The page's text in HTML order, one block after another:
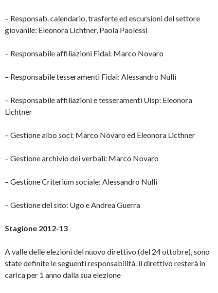
– Responsab. calendario, trasferte ed escursioni del settore
giovanile: Eleonora Lichtner, Paola Paolessi
– Responsabile affiliazioni Fidal: Marco Novaro
– Responsabile tesseramenti Fidal: Alessandro Nulli
– Responsabile affiliazioni e tesseramenti Uisp: Eleonora
Lichtner
– Gestione albo soci: Marco Novaro ed Eleonora Licthner
– Gestione archivio dei verbali: Marco Novaro
– Gestione Criterium sociale: Alessandro Nulli
– Gestione del sito: Ugo e Andrea Guerra
Stagione 2012-13
A valle delle elezioni del nuovo direttivo (del 24 ottobre), sono
state definite le seguenti responsabilità. il direttivo resterà in
carica per 1 anno dalla sua elezione